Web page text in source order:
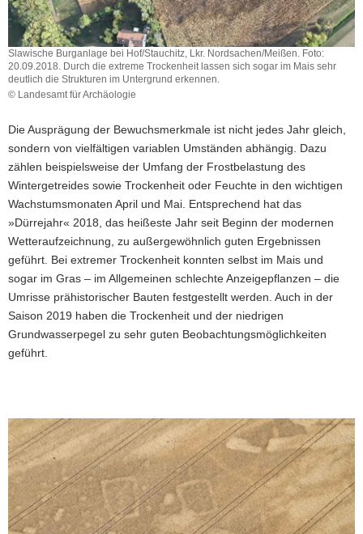
Slawische Burganlage bei Hof/Stauchitz, Lkr. Nordsachen/Meißen. Foto:
20.09.2018. Durch die extreme Trockenheit lassen sich sogar im Mais sehr
deutlich die Strukturen im Untergrund erkennen.
© Landesamt für Archäologie
Burganlage
Hof/Stauchitz,
Lkr.
Nordsachen/Meißen.
Foto:
20.09.2018.
die
extreme
Trockenheit
lassen
sogar
im
Mais
Strukturen
im
Untergrund
erkennen.
Die Ausprägung der Bewuchsmerkmale ist nicht jedes Jahr gleich,
sondern von vielfältigen variablen Umständen abhängig. Dazu
zählen beispielsweise der Umfang der Frostbelastung des
Wintergetreides sowie Trockenheit oder Feuchte in den wichtigen
Wachstumsmonaten April und Mai. Entsprechend hat das
»Dürrejahr« 2018, das heißeste Jahr seit Beginn der modernen
Wetteraufzeichnung, zu außergewöhnlich guten Ergebnissen
geführt. Bei extremer Trockenheit konnten selbst im Mais und
sogar im Gras – im Allgemeinen schlechte Anzeigepflanzen – die
Umrisse prähistorischer Bauten festgestellt werden. Auch in der
Saison 2019 haben die Trockenheit und der niedrigen
Grundwasserpegel zu sehr guten Beobachtungsmöglichkeiten
geführt.